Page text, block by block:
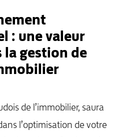
: une valeur
la gestion de
de l’immobilier, saura
l’optimisation de votre